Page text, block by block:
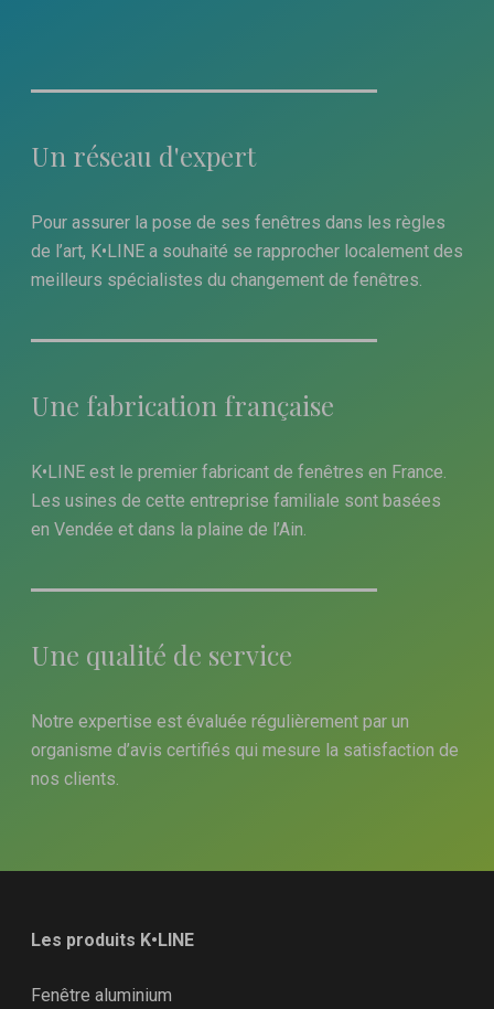
Un réseau d'expert
Pour assurer la pose de ses fenêtres dans les règles
de l’art, K•LINE a souhaité se rapprocher localement des
meilleurs spécialistes du changement de fenêtres.
Une fabrication française
K•LINE est le premier fabricant de fenêtres en France.
Les usines de cette entreprise familiale sont basées
en Vendée et dans la plaine de l’Ain.
Une qualité de service
Notre expertise est évaluée régulièrement par un
organisme d’avis certifiés qui mesure la satisfaction de
nos clients.
Les produits K•LINE
Fenêtre aluminium